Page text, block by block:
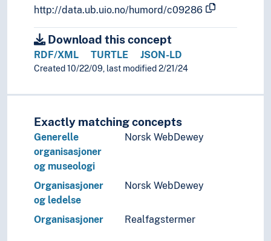
http://data.ub.uio.no/humord/c09286
Download this concept
RDF/XML TURTLE JSON-LD
Created 10/22/09, last modified 2/21/24
Exactly matching concepts
Generelle
organisasjoner
og museologi
Norsk WebDewey
Organisasjoner
og ledelse
Norsk WebDewey
Organisasjoner Realfagstermer